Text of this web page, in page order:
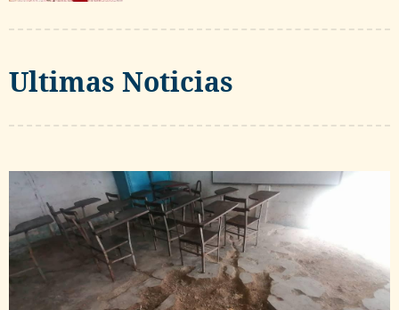
Ultimas Noticias